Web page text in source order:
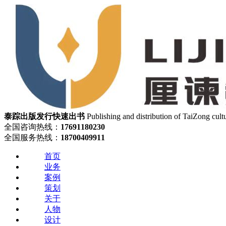
泰踪出版发行快速出书 Publishing and distribution of TaiZong
全国咨询热线： 17691180230
全国服务热线： 18700409911
首页
业务
案例
策划
关于
人物
设计